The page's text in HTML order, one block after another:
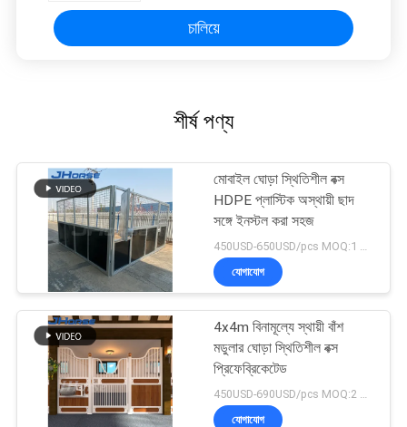
চালিয়ে
শীর্ষ পণ্য
মোবাইল ঘোড়া স্থিতিশীল বক্স
HDPE প্লাস্টিক অস্থায়ী ছাদ
সঙ্গে ইনস্টল করা সহজ
450USD-650USD/pcs MOQ:1 পিসি
যোগাযোগ
4x4m বিনামূল্যে স্থায়ী বাঁশ
মডুলার ঘোড়া স্থিতিশীল বক্স
প্রিফেব্রিকেটেড
যোগাযোগ